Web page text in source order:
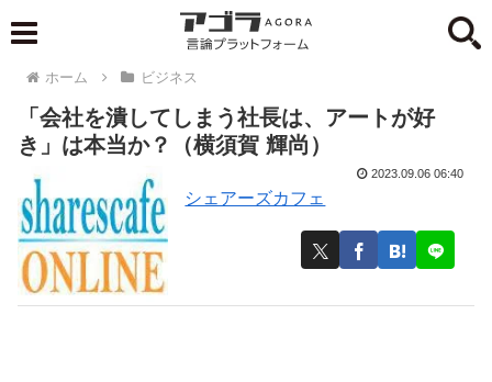
ホーム ビジネス
「会社を潰してしまう社長は、アートが好
き」は本当か？（横須賀 輝尚）
シェアーズカフェ
2023.09.06 06:40